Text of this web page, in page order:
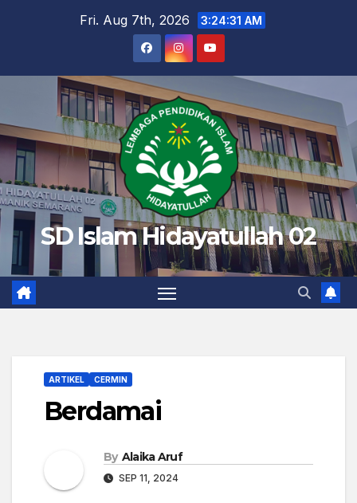
Fri. Aug 7th, 2026 3:24:32 AM
SD Islam Hidayatullah 02
ARTIKEL CERMIN
Berdamai
By Alaika Aruf
SEP 11, 2024